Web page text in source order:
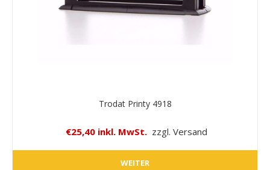
Trodat Printy 4918
€25,40 inkl. MwSt. zzgl. Versand
WEITER